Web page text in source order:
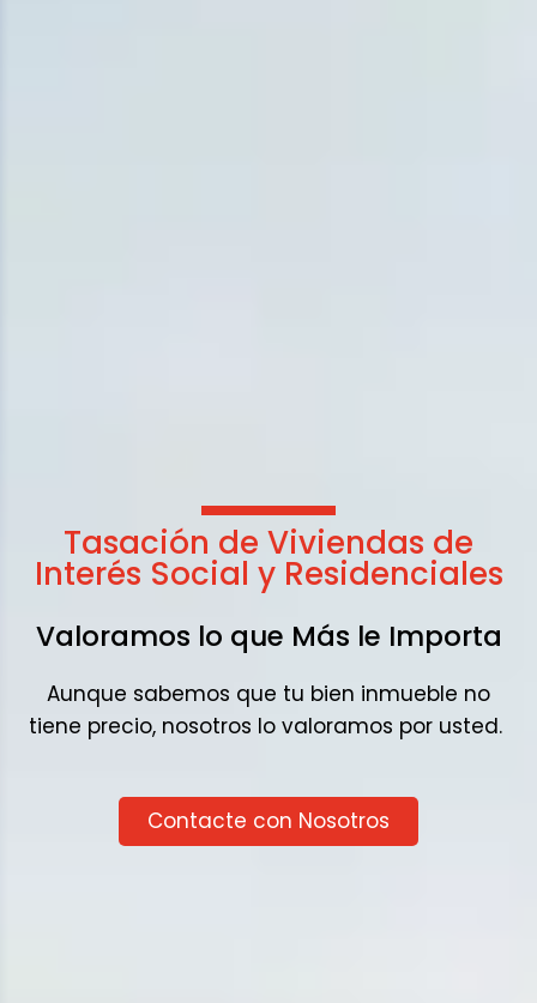
Tasación de Viviendas de
Interés Social y Residenciales
Valoramos lo que Más le Importa
Aunque sabemos que tu bien inmueble no
tiene precio, nosotros lo valoramos por usted.
Contacte con Nosotros